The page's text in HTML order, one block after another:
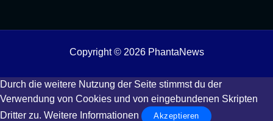
Copyright © 2026 PhantaNews
Durch die weitere Nutzung der Seite stimmst du der
Verwendung von Cookies und von eingebundenen Skripten
Dritter zu. Weitere Informationen Akzeptieren